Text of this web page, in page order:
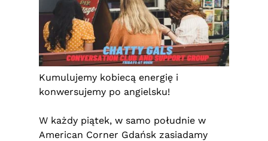
Kumulujemy kobiecą energię i
konwersujemy po angielsku!
W każdy piątek, w samo południe w
American Corner Gdańsk zasiadamy